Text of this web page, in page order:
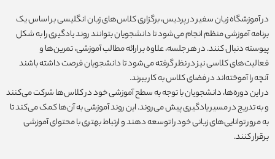
در آموزشگاه زبان سفیر در پردیس، برگزاری کلاس‌های زبان انگلیسی بر اساس یک
برنامه آموزشی منظم انجام می‌شود تا دانشجویان بتوانند روند یادگیری را به شکل
پیوسته دنبال کنند. در هر جلسه، علاوه بر ارائه مطالب آموزشی، تمرین‌ها و
فعالیت‌های کلاسی نیز در نظر گرفته می‌شود تا دانشجویان فرصت داشته باشند
آنچه را آموخته‌اند در فضای کلاس به کار ببرند.
در این دوره‌ها، دانشجویان با توجه به سطح آموزشی خود در کلاس‌ها شرکت می‌کنند
و به تدریج در مسیر یادگیری پیش می‌روند. این روند آموزشی به آن‌ها کمک می‌کند تا
به مرور توانایی‌های زبانی خود را توسعه دهند و ارتباط بهتری با محتوای آموزشی
برقرار کنند.